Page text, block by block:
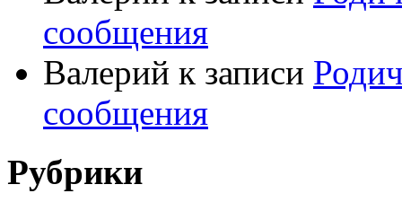
сообщения
Валерий к записи
сообщения
Рубрики